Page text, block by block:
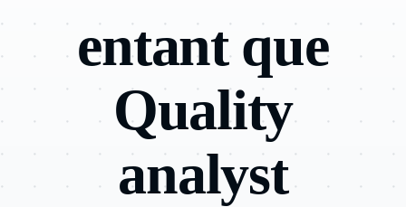
entant que
Quality
analyst